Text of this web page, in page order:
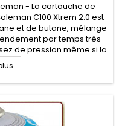
- La cartouche de
C100 Xtrem 2.0 est
et de butane, mélange
par temps très
de pression même si la
Système à valve